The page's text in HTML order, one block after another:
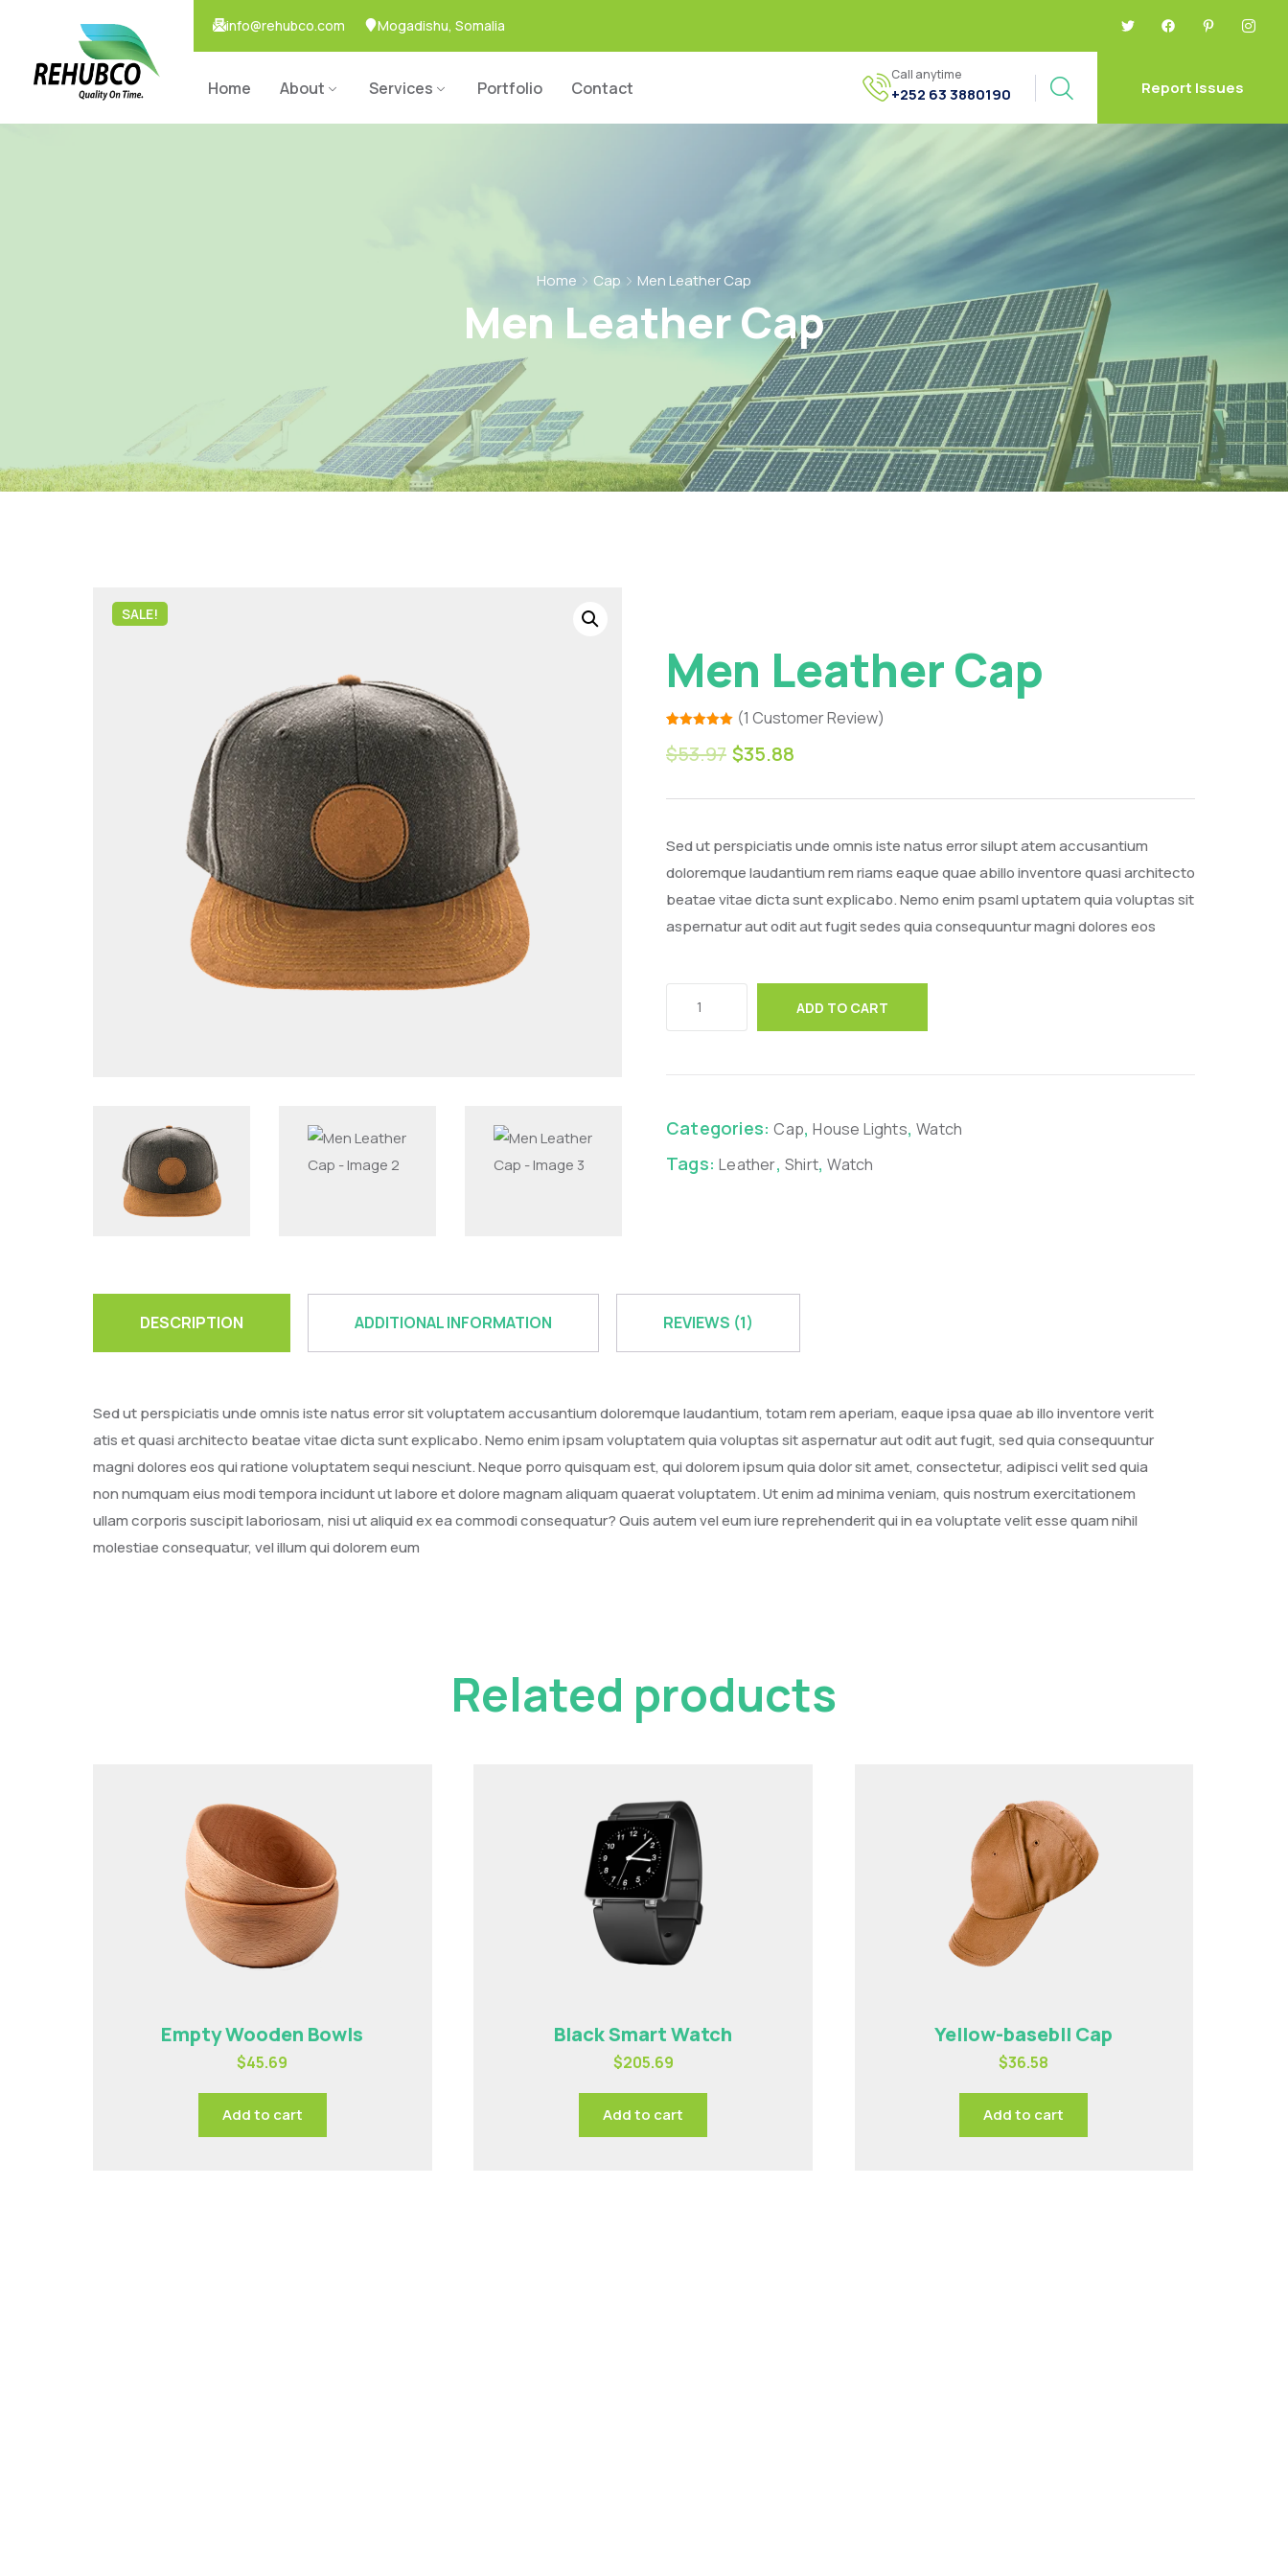
info@rehubco.com Mogadishu, Somalia
Home About Services Portfolio Contact
Call anytime
+252 63 3880190 Report Issues
Home Cap Men Leather Cap
Men Leather Cap
SALE!
Men Leather Cap
out of 5
based on
(1 Customer Review)
$53.97 $35.88
Sed ut perspiciatis unde omnis iste natus error silupt atem accusantium
doloremque laudantium rem riams eaque quae abillo inventore quasi architecto
beatae vitae dicta sunt explicabo. Nemo enim psaml uptatem quia voluptas sit
aspernatur aut odit aut fugit sedes quia consequuntur magni dolores eos
ADD TO CART
Categories:Cap,House Lights,Watch
Tags:Leather,Shirt,Watch
DESCRIPTION ADDITIONAL INFORMATION REVIEWS (1)
Sed ut perspiciatis unde omnis iste natus error sit voluptatem accusantium doloremque laudantium, totam rem aperiam, eaque ipsa quae ab illo inventore verit
atis et quasi architecto beatae vitae dicta sunt explicabo. Nemo enim ipsam voluptatem quia voluptas sit aspernatur aut odit aut fugit, sed quia consequuntur
magni dolores eos qui ratione voluptatem sequi nesciunt. Neque porro quisquam est, qui dolorem ipsum quia dolor sit amet, consectetur, adipisci velit sed quia
non numquam eius modi tempora incidunt ut labore et dolore magnam aliquam quaerat voluptatem. Ut enim ad minima veniam, quis nostrum exercitationem
ullam corporis suscipit laboriosam, nisi ut aliquid ex ea commodi consequatur? Quis autem vel eum iure reprehenderit qui in ea voluptate velit esse quam nihil
molestiae consequatur, vel illum qui dolorem eum
Related products
Empty Wooden Bowls
$45.69
Add to cart
Black Smart Watch
$205.69
Add to cart
Yellow-basebll Cap
$36.58
Add to cart